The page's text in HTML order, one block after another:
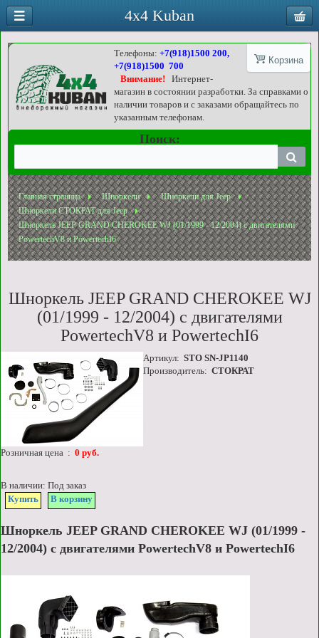
Корзина
Телефоны:+7(918)1500 200,
+7(918)1500 700
Внимание!
Интернет-
магазин в состоянии разработки. За справками о
наличии товаров и с заказами обращайтесь по
указанным телефонам.
Поиск:
Главная страница Шноркели
Шноркели для Jeep
Шноркели СТОКРАТ для Jeep
Шноркель JEEP GRAND CHEROKEE WJ (01/1999 - 12/2004) с двигателями
PowertechV8 и PowertechI6
Шноркель JEEP GRAND CHEROKEE WJ
(01/1999 - 12/2004) с двигателями
PowertechV8 и PowertechI6
Артикул: STO SN-JP1140
Производитель: СТОКРАТ
Розничная цена : 0 руб.
В наличии: Под заказ
Купить
В корзину
Шноркель JEEP GRAND CHEROKEE WJ (01/1999 -
12/2004) с двигателями PowertechV8 и PowertechI6
4x4 Kuban